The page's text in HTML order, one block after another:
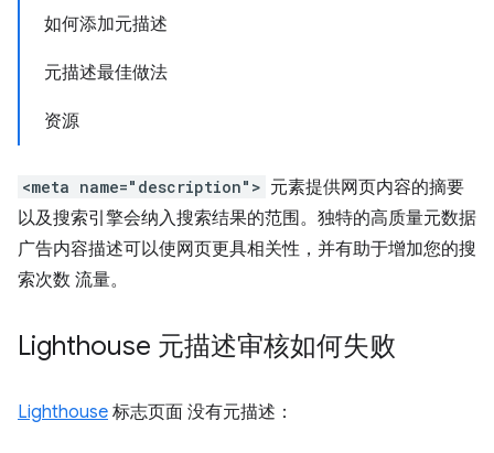
如何添加元描述
元描述最佳做法
资源
<meta name="description"> 元素提供网页内容的摘要
以及搜索引擎会纳入搜索结果的范围。独特的高质量元数据
广告内容描述可以使网页更具相关性，并有助于增加您的搜
索次数 流量。
Lighthouse 元描述审核如何失败
Lighthouse 标志页面 没有元描述：